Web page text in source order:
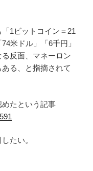
1ビットコイン＝21
米ドル」「6千円」
反面、マネーロン
る、と指摘されて
たという記事
たい。